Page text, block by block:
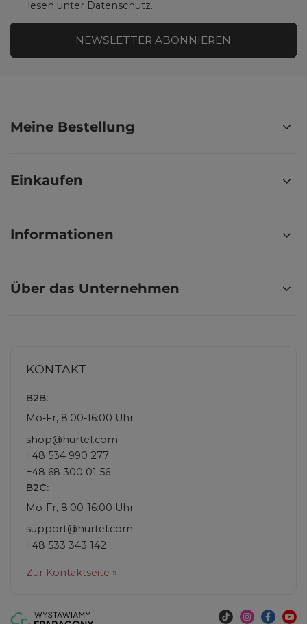
lesen unter Datenschutz.
NEWSLETTER ABONNIEREN
Meine Bestellung
Einkaufen
Informationen
Über das Unternehmen
KONTAKT
B2B:
Mo-Fr, 8:00-16:00 Uhr
shop@hurtel.com
+48 534 990 277
+48 68 300 01 56
B2C:
Mo-Fr, 8:00-16:00 Uhr
support@hurtel.com
+48 533 343 142
Zur Kontaktseite »